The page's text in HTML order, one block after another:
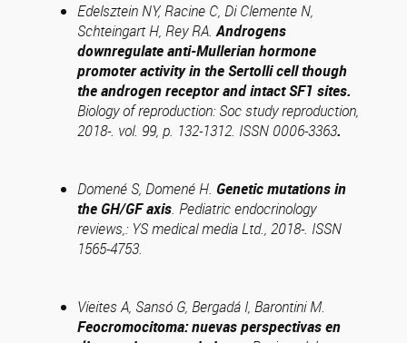
Edelsztein NY, Racine C, Di Clemente N,
Schteingart H, Rey RA.Androgens
downregulate anti-Mullerian hormone
promoter activity in the Sertolli cell though
the androgen receptor and intact SF1 sites.
Biology of reproduction: Soc study reproduction,
2018-. vol. 99, p. 132-1312. ISSN 0006-3363.
Domené S, Domené H. Genetic mutations in
the GH/GF axis. Pediatric endocrinology
reviews,: YS medical media Ltd., 2018-. ISSN
1565-4753.
Vieites A, Sansó G, Bergadá I, Barontini M.
Feocromocitoma: nuevas perspectivas en